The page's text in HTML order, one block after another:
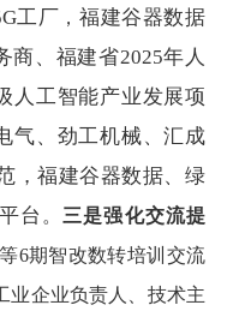
工厂 ，福建谷器数据
商、福建省2025年人
人工智能产业发展项
气、劲工机械、汇成
，福建谷器数据、绿
台 。 三是强化交流提
6期智改数转培训交流
业企业负责人、技术主